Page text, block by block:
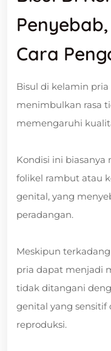
Cara
Bisul di kelamin
menimbulkan rasa
memengaruhi
Kondisi ini
folikel rambut atau
genital, yang
peradangan.
Meskipun
pria dapat menjadi
tidak ditangani
genital yang
reproduksi.